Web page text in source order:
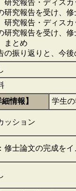
究報告・ディスカ
研究報告を受け、
究報告・ディスカ
研究報告を受け、
まとめ
の振り返りと、今
細情報】
学生
ッション
修士論文の完成を